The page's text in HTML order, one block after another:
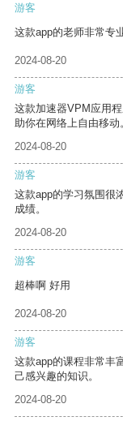
游客
这款app的老师非常专
2024-08-20
游客
这款加速器VPM应用
助你在网络上自由移动
2024-08-20
游客
这款app的学习氛围很
成绩。
2024-08-20
游客
超棒啊 好用
2024-08-20
游客
这款app的课程非常丰
己感兴趣的知识。
2024-08-20